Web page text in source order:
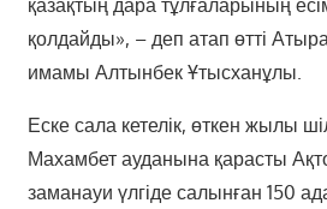
қазақтың дара тұлғаларының
қолдайды», – деп атап өтті
имамы Алтынбек Ұтысханұлы.
Еске сала кетелік, өткен жылы
Махамбет ауданына қарасты
заманауи үлгіде салынған 150